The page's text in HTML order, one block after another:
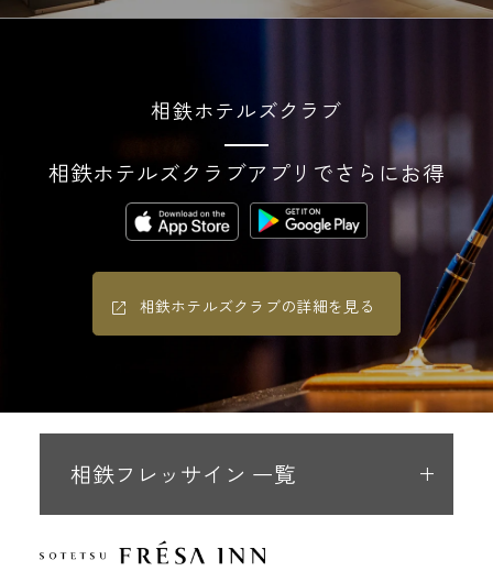
相鉄ホテルズクラブ
相鉄ホテルズクラブアプリでさらにお得
相鉄ホテルズクラブの詳細を見る
相鉄フレッサイン 一覧